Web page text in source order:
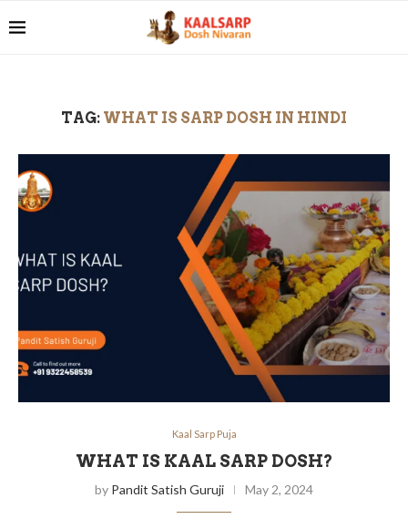
TAG: WHAT IS SARP DOSH IN HINDI
Kaal Sarp Puja
WHAT IS KAAL SARP DOSH?
by Pandit Satish Guruji May 2, 2024